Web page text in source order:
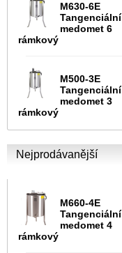
M630-6E
Tangenciální
medomet 6
rámkový
M500-3E
Tangenciální
medomet 3
rámkový
Nejprodávanější
M660-4E
Tangenciální
medomet 4
rámkový